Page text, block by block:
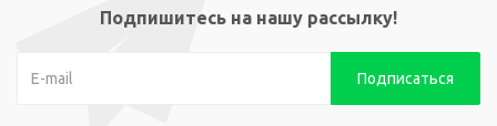
Подпишитесь на нашу рассылку!